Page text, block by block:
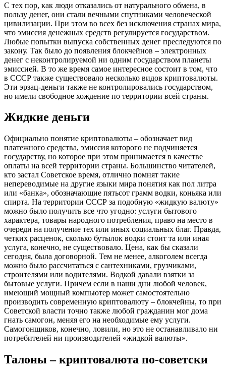
С тех пор, как люди отказались от натурального обмена, в
пользу денег, они стали вечными спутниками человеческой
цивилизации. При этом во всех без исключения странах мира,
что эмиссия денежных средств регулируется государством.
Любые попытки выпуска собственных денег преследуются по
закону. Так было до появления блокчейнов – электронных
денег с неконтролируемой ни одним государством планеты
эмиссией. В то же время самое интересное состоит в том, что
в СССР также существовало несколько видов криптовалюты.
Эти эрзац-деньги также не контролировались государством,
но имели свободное хождение по территории всей страны.
Жидкие деньги
Официально понятие криптовалюты – обозначает вид
платежного средства, эмиссия которого не подчиняется
государству, но которое при этом принимается в качестве
оплаты на всей территории страны. Большинство читателей,
кто застал Советское время, отлично помнят такие
непереводимые на другие языки мира понятия как пол литра
или «банка», обозначающие пятьсот грамм водки, коньяка или
спирта. На территории СССР за подобную «жидкую валюту»
можно было получить все что угодно: услуги бытового
характера, товары народного потребления, право на место в
очереди на получение тех или иных социальных благ. Правда,
четких расценок, сколько бутылок водки стоит та или иная
услуга, конечно, не существовало. Цена, как бы сказали
сегодня, была договорной. Тем не менее, алкоголем всегда
можно было рассчитаться с сантехниками, грузчиками,
строителями или водителями. Водкой давали взятки за
бытовые услуги. Причем если в наши дни любой человек,
имеющий мощный компьютер может самостоятельно
производить современную криптовалюту – блокчейны, то при
Советской власти точно также любой гражданин мог дома
гнать самогон, меняя его на необходимые ему услуги.
Самогонщиков, конечно, ловили, но это не останавливало ни
потребителей ни производителей «жидкой валюты».
Талоны – криптовалюта по-советски